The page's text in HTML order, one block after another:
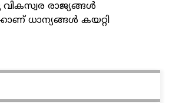
വികസ്വര രാജ്യങ്ങൾ
ധാന്യങ്ങൾ കയറ്റി